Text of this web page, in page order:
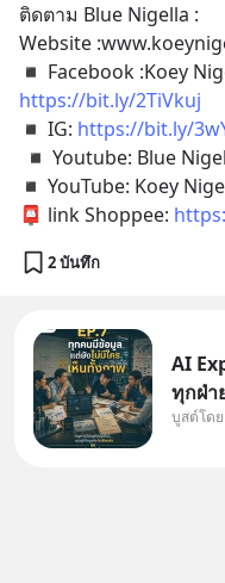
ติดตาม Blue Nigella :
Website
https://bit.ly/2TiVkuj
◾️ IG: https://bit.ly/
◾️ Youtube: Blue
◾️ YouTube: Koey
📮 link Shoppee:
2 บันทึก
AI
ทุกฝ่าย
ไม่ได้โกหก แต่